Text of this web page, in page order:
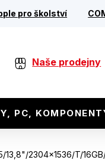
pro školství
Naše prodejny
PC,
2304x1536/T/16GB/